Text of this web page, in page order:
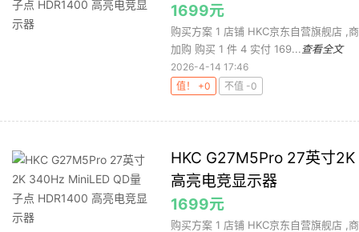
1699元
购买方案 1 店铺 HKC京东自营旗舰店 ,
加购 购买 1 件 4 实付 169... 查看全文
2026-4-14 17:46
值！ +0
不值 -0
HKC G27M5Pro 27英寸
高亮电竞显示器
1699元
购买方案 1 店铺 HKC京东自营旗舰店 ,